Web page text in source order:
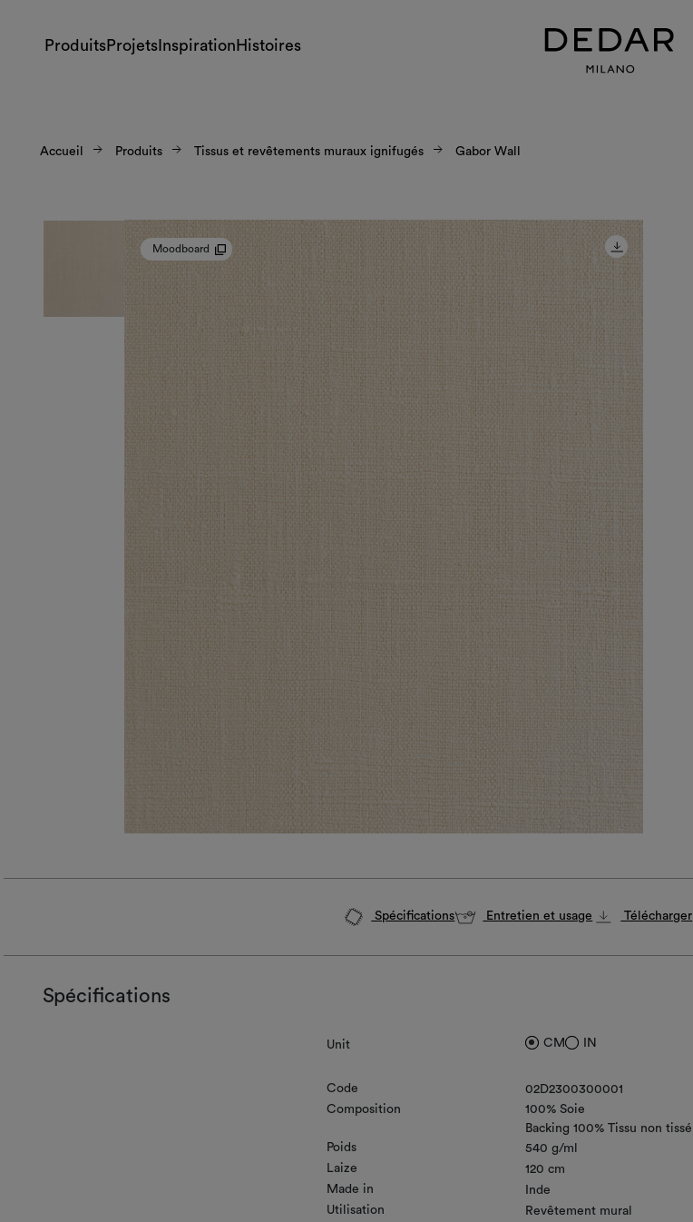
ProduitsProjets Inspiration Histoires
Accueil Produits Tissus et revêtements muraux ignifugés Gabor Wall
Moodboard
Spécifications Entretien et usage Télécharger
Spécifications
Unit CM IN
Code
02D2300300001
Composition
100% Soie
Backing 100% Tissu non tissé
Poids
540 g/ml
Laize
120 cm
Made in
Inde
Utilisation
Revêtement mural